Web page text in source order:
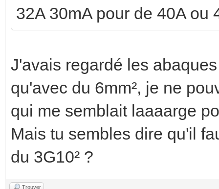
32A 30mA pour de 40A ou
J'avais regardé les
qu'avec du 6mm², je ne
qui me semblait laaaarge
Mais tu sembles dire qu'il
du 3G10² ?
Trouver